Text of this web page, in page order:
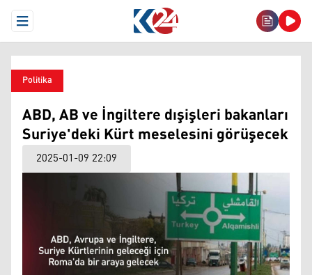
Open Menu
Politika
ABD, AB ve İngiltere dışişleri bakanları
Suriye'deki Kürt meselesini görüşecek
2025-01-09 22:09